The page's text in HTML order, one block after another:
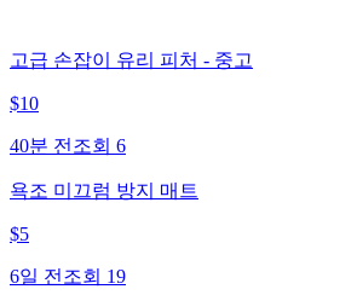
고급 손잡이 유리 피처 - 중고
$10
40분 전 조회 6
욕조 미끄럼 방지 매트
$5
6일 전 조회 19